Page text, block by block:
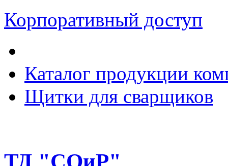
Корпоративный доступ
Каталог продукции
Щитки для сварщиков
ТД "СОиР"